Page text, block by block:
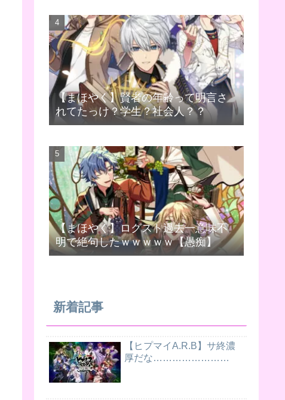
【まほやく】賢者の年齢って明言さ
れてたっけ？学生？社会人？？
【まほやく】ログスト過去一意味不
明で絶句したｗｗｗｗｗ【愚痴】
新着記事
【ヒプマイA.R.B】サ終濃
厚だな……………………